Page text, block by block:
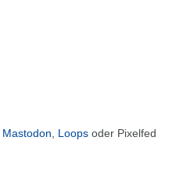
Mastodon Loops oder Pixelfed